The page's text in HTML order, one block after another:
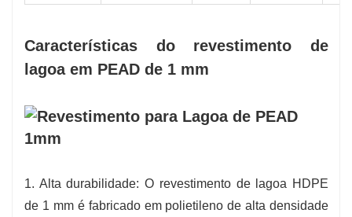
Características do revestimento de
lagoa em PEAD de 1 mm
1. Alta durabilidade: O revestimento de lagoa HDPE
de 1 mm é fabricado em polietileno de alta densidade